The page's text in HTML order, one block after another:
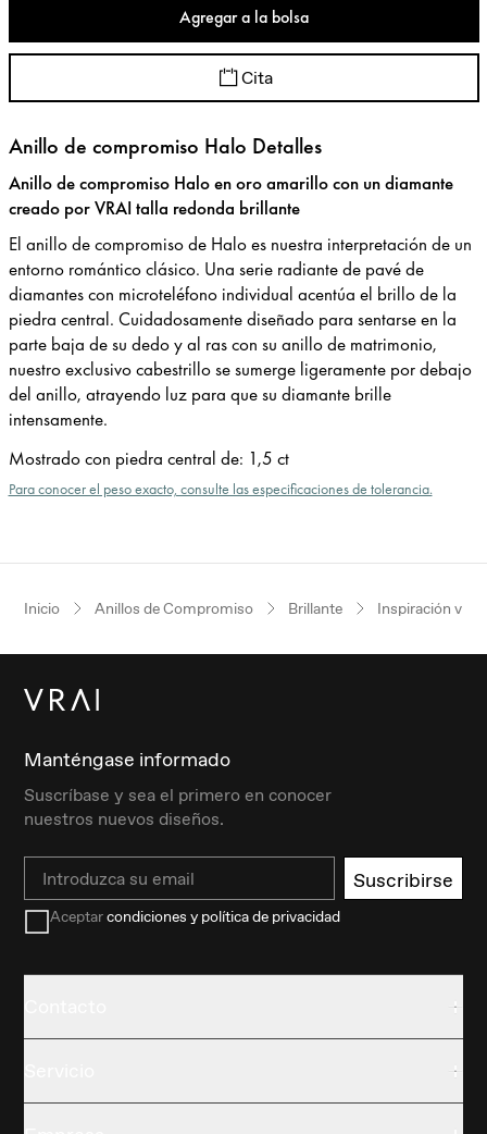
Agregar a la bolsa
Cita
Anillo de compromiso Halo Detalles
Anillo de compromiso Halo en oro amarillo con un diamante
creado por VRAI talla redonda brillante
El anillo de compromiso de Halo es nuestra interpretación de un
entorno romántico clásico. Una serie radiante de pavé de
diamantes con microteléfono individual acentúa el brillo de la
piedra central. Cuidadosamente diseñado para sentarse en la
parte baja de su dedo y al ras con su anillo de matrimonio,
nuestro exclusivo cabestrillo se sumerge ligeramente por debajo
del anillo, atrayendo luz para que su diamante brille
intensamente.
Mostrado con piedra central de: 1,5 ct
Para conocer el peso exacto, consulte las especificaciones de tolerancia.
Inicio Anillos de Compromiso Brillante Inspiración
Manténgase informado
Suscríbase y sea el primero en conocer
nuestros nuevos diseños.
Email Suscribirse
Aceptarcondiciones y política de privacidad